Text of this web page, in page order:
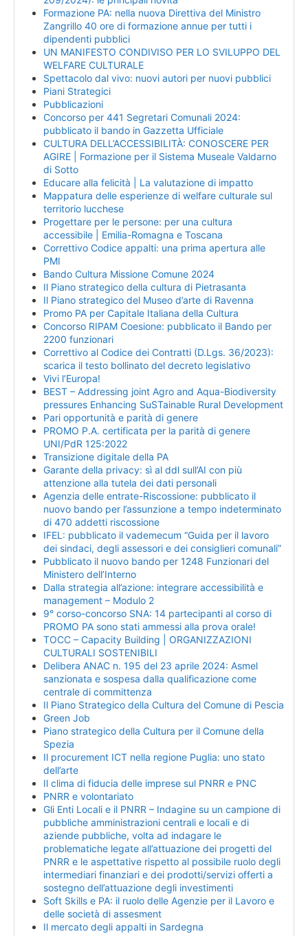
Formazione PA: nella nuova Direttiva del Ministro
Zangrillo 40 ore di formazione annue per tutti i
dipendenti pubblici
UN MANIFESTO CONDIVISO PER LO SVILUPPO DEL
WELFARE CULTURALE
Spettacolo dal vivo: nuovi autori per nuovi pubblici
Piani Strategici
Pubblicazioni
Concorso per 441 Segretari Comunali 2024:
pubblicato il bando in Gazzetta Ufficiale
CULTURA DELL’ACCESSIBILITÀ: CONOSCERE PER
AGIRE | Formazione per il Sistema Museale Valdarno
di Sotto
Educare alla felicità | La valutazione di impatto
Mappatura delle esperienze di welfare culturale sul
territorio lucchese
Progettare per le persone: per una cultura
accessibile | Emilia-Romagna e Toscana
Correttivo Codice appalti: una prima apertura alle
PMI
Bando Cultura Missione Comune 2024
Il Piano strategico della cultura di Pietrasanta
Il Piano strategico del Museo d’arte di Ravenna
Promo PA per Capitale Italiana della Cultura
Concorso RIPAM Coesione: pubblicato il Bando per
2200 funzionari
Correttivo al Codice dei Contratti (D.Lgs. 36/2023):
scarica il testo bollinato del decreto legislativo
Vivi l’Europa!
BEST – Addressing joint Agro and Aqua-Biodiversity
pressures Enhancing SuSTainable Rural Development
Pari opportunità e parità di genere
PROMO P.A. certificata per la parità di genere
UNI/PdR 125:2022
Transizione digitale della PA
Garante della privacy: sì al ddl sull’AI con più
attenzione alla tutela dei dati personali
Agenzia delle entrate-Riscossione: pubblicato il
nuovo bando per l’assunzione a tempo indeterminato
di 470 addetti riscossione
IFEL: pubblicato il vademecum “Guida per il lavoro
dei sindaci, degli assessori e dei consiglieri comunali”
Pubblicato il nuovo bando per 1248 Funzionari del
Ministero dell’Interno
Dalla strategia all’azione: integrare accessibilità e
management – Modulo 2
9° corso-concorso SNA: 14 partecipanti al corso di
PROMO PA sono stati ammessi alla prova orale!
TOCC – Capacity Building | ORGANIZZAZIONI
CULTURALI SOSTENIBILI
Delibera ANAC n. 195 del 23 aprile 2024: Asmel
sanzionata e sospesa dalla qualificazione come
centrale di committenza
Il Piano Strategico della Cultura del Comune di Pescia
Green Job
Piano strategico della Cultura per il Comune della
Spezia
Il procurement ICT nella regione Puglia: uno stato
dell’arte
Il clima di fiducia delle imprese sul PNRR e PNC
PNRR e volontariato
Gli Enti Locali e il PNRR – Indagine su un campione di
pubbliche amministrazioni centrali e locali e di
aziende pubbliche, volta ad indagare le
problematiche legate all’attuazione dei progetti del
PNRR e le aspettative rispetto al possibile ruolo degli
intermediari finanziari e dei prodotti/servizi offerti a
sostegno dell’attuazione degli investimenti
Soft Skills e PA: il ruolo delle Agenzie per il Lavoro e
delle società di assesment
Il mercato degli appalti in Sardegna